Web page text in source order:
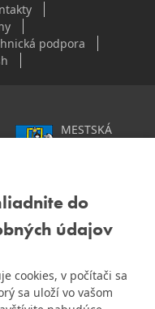
do
údajov
cookies, v počítači sa
sa uloží vo vašom
podpora
MESTSKÁ
Žatevná 2, 844 02
IČO: 00603406
DIČ: 2020919120